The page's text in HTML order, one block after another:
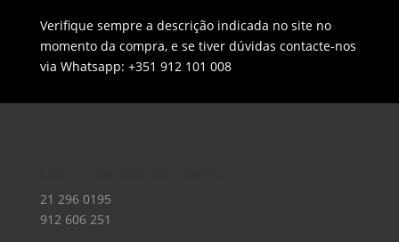
Verifique sempre a descrição indicada no site no
momento da compra, e se tiver dúvidas contacte-nos
via Whatsapp: +351 912 101 008
21 296 0195
912 606 251